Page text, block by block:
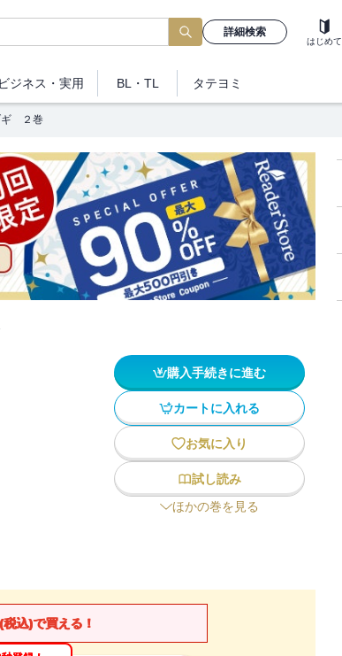
詳細検索
はじめて
ビジネス ・実用 BL・TL タテヨミ
ギ ２巻
購入手続きに進む
カートに入れる
お気に入り
試し読み
ほかの巻を見る
税込)で買える！